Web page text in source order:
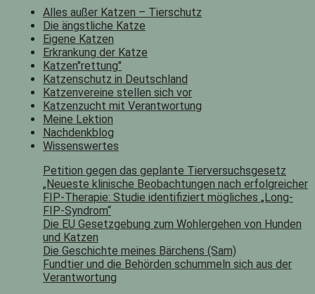
Alles außer Katzen – Tierschutz
Die ängstliche Katze
Eigene Katzen
Erkrankung der Katze
Katzen"rettung"
Katzenschutz in Deutschland
Katzenvereine stellen sich vor
Katzenzucht mit Verantwortung
Meine Lektion
Nachdenkblog
Wissenswertes
Petition gegen das geplante Tierversuchsgesetz
„Neueste klinische Beobachtungen nach erfolgreicher
FIP-Therapie: Studie identifiziert mögliches „Long-
FIP-Syndrom“
Die EU Gesetzgebung zum Wohlergehen von Hunden
und Katzen
Die Geschichte meines Bärchens (Sam)
Fundtier und die Behörden schummeln sich aus der
Verantwortung